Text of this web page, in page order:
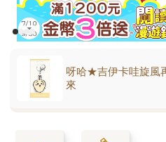
呀哈★吉伊卡哇旋風
來